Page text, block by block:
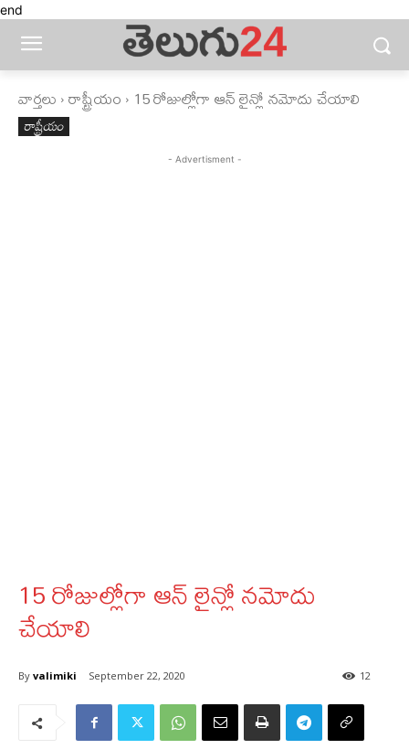
end
వార్తలు రాష్ట్రీయం 15 రోజుల్లోగా ఆన్ లైన్లో నమోదు చేయాలి
రాష్ట్రీయం
- Advertisment -
15 రోజుల్లోగా ఆన్ లైన్లో నమోదు
చేయాలి
By valimiki September 22, 2020 12